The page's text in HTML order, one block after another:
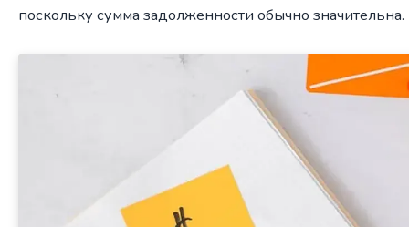
поскольку сумма задолженности обычно значительна.